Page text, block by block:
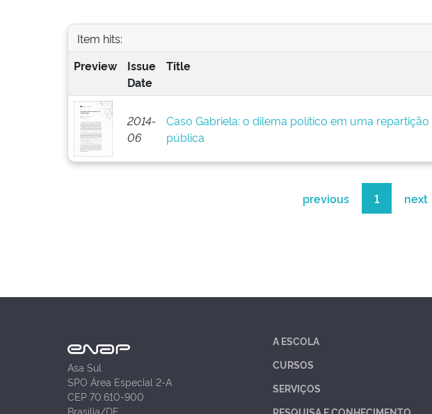
Item hits:
Preview
Issue
Date
Title
2014-
06
Caso Gabriela: o dilema político em uma repartição
pública
previous 1 next
Asa Sul
SPO Área Especial 2-A
CEP 70.610-900
Brasília/DF
A ESCOLA
CURSOS
SERVIÇOS